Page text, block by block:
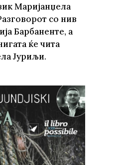
Маријанџела
со нив
Барбаненте, а
ќе чита
Јуриљи.